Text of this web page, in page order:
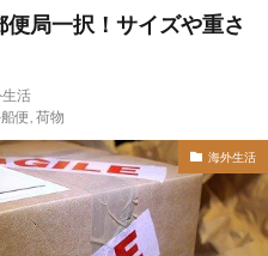
局一択！サイズや重さ
活
便, 荷物
海外生活